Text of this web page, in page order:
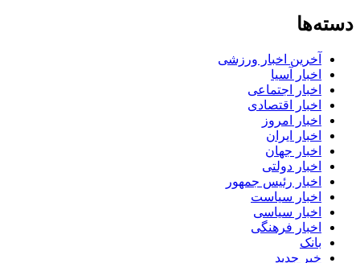
دسته‌ها
آخرین اخبار ورزشی
اخبار آسیا
اخبار اجتماعی
اخبار اقتصادی
اخبار امروز
اخبار ایران
اخبار جهان
اخبار دولتی
اخبار رئیس جمهور
اخبار سیاست
اخبار سیاسی
اخبار فرهنگی
بانک
خبر جدید